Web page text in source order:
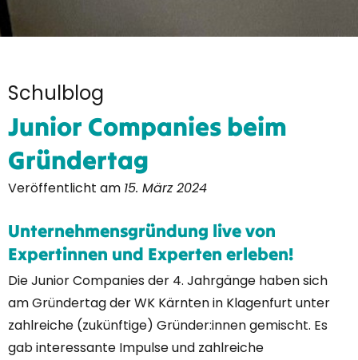
Schulblog
Junior Companies beim
Gründertag
Veröffentlicht am 15. März 2024
Unternehmensgründung live von
Expertinnen und Experten erleben!
Die Junior Companies der 4. Jahrgänge haben sich
am Gründertag der WK Kärnten in Klagenfurt unter
zahlreiche (zukünftige) Gründer:innen gemischt. Es
gab interessante Impulse und zahlreiche